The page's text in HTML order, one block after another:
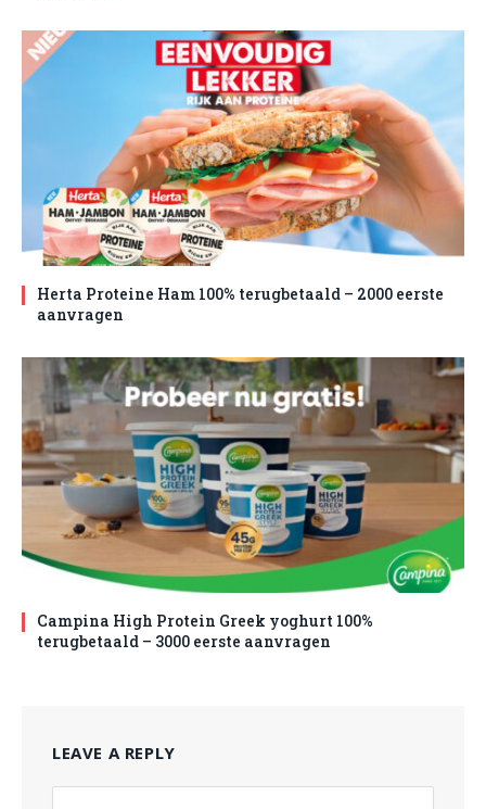
Herta Proteine Ham 100% terugbetaald – 2000 eerste
aanvragen
Campina High Protein Greek yoghurt 100%
terugbetaald – 3000 eerste aanvragen
LEAVE A REPLY